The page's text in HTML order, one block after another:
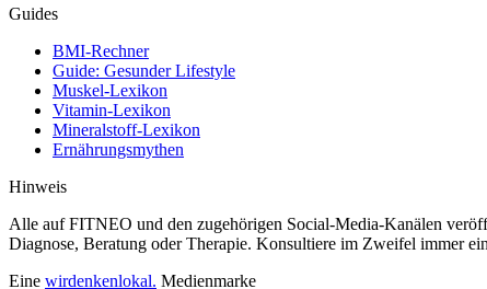
Guides
BMI-Rechner
Guide: Gesunder Lifestyle
Muskel-Lexikon
Vitamin-Lexikon
Mineralstoff-Lexikon
Ernährungsmythen
Hinweis
Alle auf FITNEO und den zugehörigen Social-Media-Kanälen
Diagnose, Beratung oder Therapie. Konsultiere im Zweifel immer
Eine wirdenkenlokal. Medienmarke